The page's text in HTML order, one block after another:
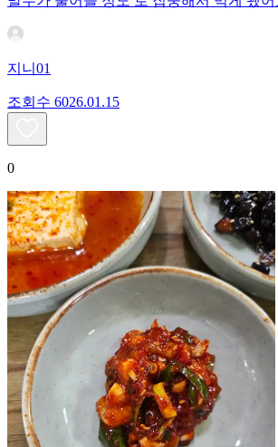
지니01
조회수 6026.01.15
0